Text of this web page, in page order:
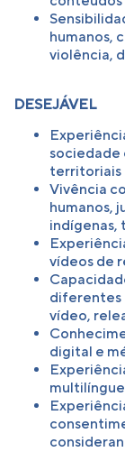
humanos,
violência,
DESEJÁVEL
sociedade
territoriais
Vivência
humanos,
indígenas,
vídeos de
diferentes
vídeo,
digital e